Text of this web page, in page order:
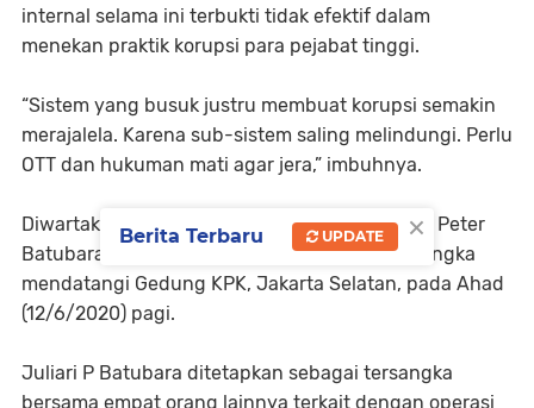
internal selama ini terbukti tidak efektif dalam
menekan praktik korupsi para pejabat tinggi.
“Sistem yang busuk justru membuat korupsi semakin
merajalela. Karena sub-sistem saling melindungi. Perlu
OTT dan hukuman mati agar jera,” imbuhnya.
Diwartakan sebelumnya, Menteri Sosial Juliari Peter
Batubara yang telah ditetapkan sebagai tersangka
mendatangi Gedung KPK, Jakarta Selatan, pada Ahad
(12/6/2020) pagi.
Juliari P Batubara ditetapkan sebagai tersangka
bersama empat orang lainnya terkait dengan operasi
×
Berita Terbaru UPDATE